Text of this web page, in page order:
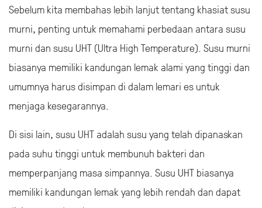
ditambahkan bahan tambahan apa pun.
Lalu, Apa Bedanya dengan Susu
UHT?
Sebelum kita membahas lebih lanjut tentang khasiat susu
murni dan susu UHT (Ultra High Temperature). Susu murni
biasanya memiliki kandungan lemak alami yang tinggi dan
umumnya harus disimpan di dalam lemari es untuk
menjaga kesegarannya.